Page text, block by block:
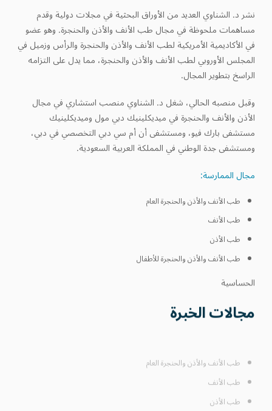
نشر د. الشناوي العديد من الأوراق البحثية في مجلات دولية وقدم
مساهمات ملحوظة في مجال طب الأنف والأذن والحنجرة. وهو عضو
في الأكاديمية الأمريكية لطب الأنف والأذن والحنجرة والرأس وزميل في
المجلس الأوروبي لطب الأنف والأذن والحنجرة، مما يدل على التزامه
الراسخ بتطوير المجال.
وقبل منصبه الحالي، شغل د. الشناوي منصب استشاري في مجال
الأذن والأنف والحنجرة في ميديكلينيك دبي مول وميديكلينيك
مستشفى بارك فيو، ومستشفى أن أم سي دبي التخصصي في دبي،
ومستشفى جدة الوطني في المملكة العربية السعودية.
مجال الممارسة:
طب الأنف والأذن والحنجرة العام
طب الأنف
طب الأذن
طب الأنف والأذن والحنجرة للأطفال
الحساسية
مجالات الخبرة
طب الأنف
طب الأذن
طب الأنف والأذن والحنجرة للأطفال